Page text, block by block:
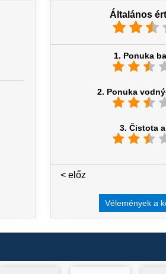
Általános
1. Ponuka
2. Ponuka
3. Čistota
< előz
Vélemények a